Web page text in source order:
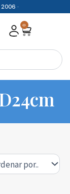
·
0
Cart